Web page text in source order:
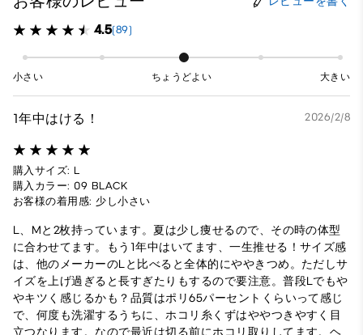
4.5(89)
小さい ちょうどよい 大きい
1年中はける！ 2026/2/8
購入サイズ: L
購入カラー: 09 BLACK
お客様の着用感: 少し小さい
L、Mと2枚持っています。夏は少し痩せるので、その時の体型
に合わせてます。もう1年中はいてます、一生推せる！サイズ感
は、他のメーカーのLと比べると全体的にややきつめ。ただしサ
イズを上げ過ぎると長すぎたりもするので要注意。普段Lでもや
やキツく感じるかも？品質はポリ65パーセントくらいって感じ
で、何度も洗濯するうちに、ホコリ糸くずはややつきやすく目